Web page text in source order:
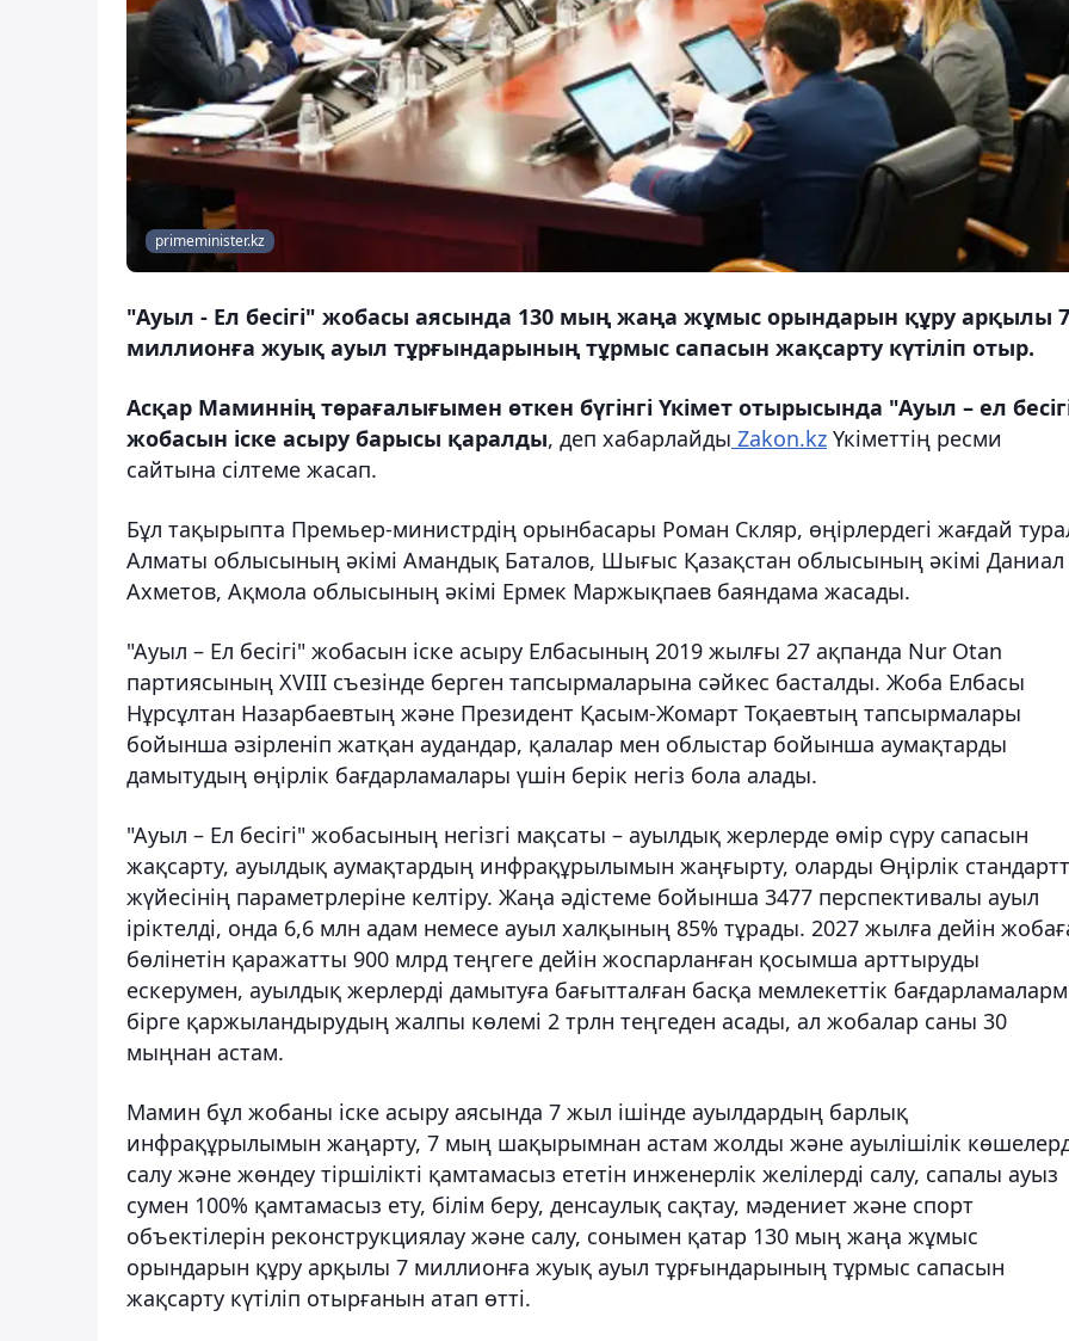
primeminister.kz
"Ауыл - Ел бесігі" жобасы аясында 130 мың жаңа жұмыс орындарын құру арқылы 7
миллионға жуық ауыл тұрғындарының тұрмыс сапасын жақсарту күтіліп отыр.
Асқар Маминнің төрағалығымен өткен бүгінгі Үкімет отырысында "Ауыл – ел
жобасын іске асыру барысы қаралды, деп хабарлайды Zakon.kz Үкіметтің ресми
сайтына сілтеме жасап.
Бұл тақырыпта Премьер-министрдің орынбасары Роман Скляр, өңірлердегі жағдай
Алматы облысының әкімі Амандық Баталов, Шығыс Қазақстан облысының әкімі Даниал
Ахметов, Ақмола облысының әкімі Ермек Маржықпаев баяндама жасады.
"Ауыл – Ел бесігі" жобасын іске асыру Елбасының 2019 жылғы 27 ақпанда Nur Otan
партиясының XVIII съезінде берген тапсырмаларына сәйкес басталды. Жоба Елбасы
Нұрсұлтан Назарбаевтың және Президент Қасым-Жомарт Тоқаевтың тапсырмалары
бойынша әзірленіп жатқан аудандар, қалалар мен облыстар бойынша аумақтарды
дамытудың өңірлік бағдарламалары үшін берік негіз бола алады.
"Ауыл – Ел бесігі" жобасының негізгі мақсаты – ауылдық жерлерде өмір сүру сапасын
жақсарту, ауылдық аумақтардың инфрақұрылымын жаңғырту, оларды Өңірлік
жүйесінің параметрлеріне келтіру. Жаңа әдістеме бойынша 3477 перспективалы ауыл
іріктелді, онда 6,6 млн адам немесе ауыл халқының 85% тұрады. 2027 жылға дейін
бөлінетін қаражатты 900 млрд теңгеге дейін жоспарланған қосымша арттыруды
ескерумен, ауылдық жерлерді дамытуға бағытталған басқа мемлекеттік
бірге қаржыландырудың жалпы көлемі 2 трлн теңгеден асады, ал жобалар саны 30
мыңнан астам.
Мамин бұл жобаны іске асыру аясында 7 жыл ішінде ауылдардың барлық
инфрақұрылымын жаңарту, 7 мың шақырымнан астам жолды және ауылішілік
салу және жөндеу тіршілікті қамтамасыз ететін инженерлік желілерді салу, сапалы ауыз
сумен 100% қамтамасыз ету, білім беру, денсаулық сақтау, мәдениет және спорт
объектілерін реконструкциялау және салу, сонымен қатар 130 мың жаңа жұмыс
орындарын құру арқылы 7 миллионға жуық ауыл тұрғындарының тұрмыс сапасын
жақсарту күтіліп отырғанын атап өтті.